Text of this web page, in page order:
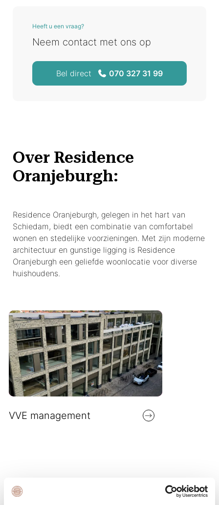
Heeft u een vraag?
Neem contact met ons op
Bel direct 070 327 31 99
Over Residence
Oranjeburgh:
Residence Oranjeburgh, gelegen in het hart van
Schiedam, biedt een combinatie van comfortabel
wonen en stedelijke voorzieningen. Met zijn moderne
architectuur en gunstige ligging is Residence
Oranjeburgh een geliefde woonlocatie voor diverse
huishoudens.
VVE management